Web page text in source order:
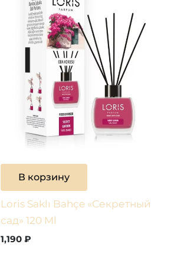
В корзину
Loris Saklı Bahçe «Секретный
сад» 120 Ml
1,190₽